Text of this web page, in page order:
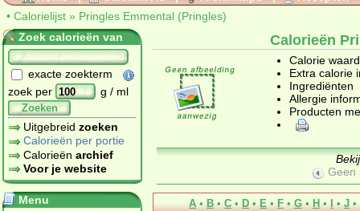
• Calorielijst » Pringles Emmental (Pringles)
Zoek calorieën van
exacte zoekterm
zoek per
g / ml
Zoeken
Uitgebreid zoeken
Calorieën per portie
Calorieën archief
Voor je website
Menu
Calorieën
Calorie
Extra calorie
Ingrediënten
Allergie
Producten
Geen
A • B • C • D • E • F • G • H • I • J •